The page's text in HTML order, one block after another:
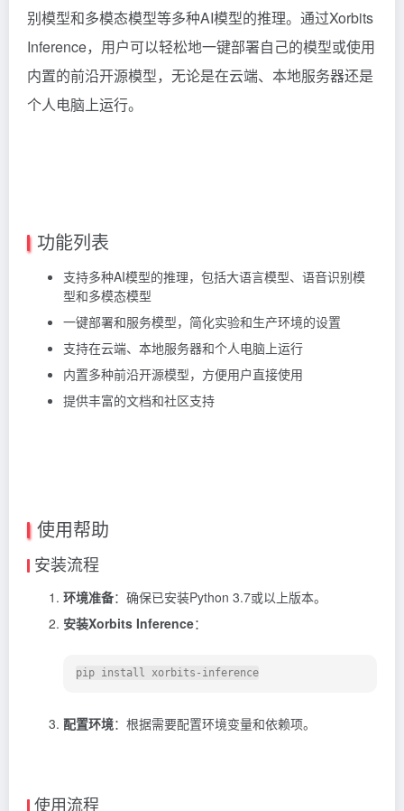
别模型和多模态模型等多种AI模型的推理。通过Xorbits
Inference，用户可以轻松地一键部署自己的模型或使用
内置的前沿开源模型，无论是在云端、本地服务器还是
个人电脑上运行。
功能列表
支持多种AI模型的推理，包括大语言模型、语音识别模
型和多模态模型
一键部署和服务模型，简化实验和生产环境的设置
支持在云端、本地服务器和个人电脑上运行
内置多种前沿开源模型，方便用户直接使用
提供丰富的文档和社区支持
使用帮助
安装流程
环境准备：确保已安装Python 3.7或以上版本。
安装Xorbits Inference：
配置环境：根据需要配置环境变量和依赖项。
使用流程